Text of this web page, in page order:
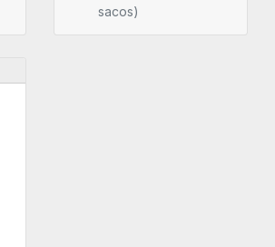
sacos)